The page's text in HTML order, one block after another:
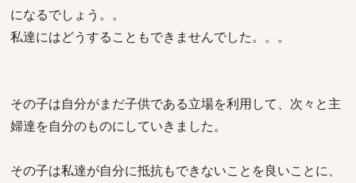
になるでしょう。。
私達にはどうすることもできませんでした。。。
その子は自分がまだ子供である立場を利用して、次々と主
婦達を自分のものにしていきました。
その子は私達が自分に抵抗もできないことを良いことに、